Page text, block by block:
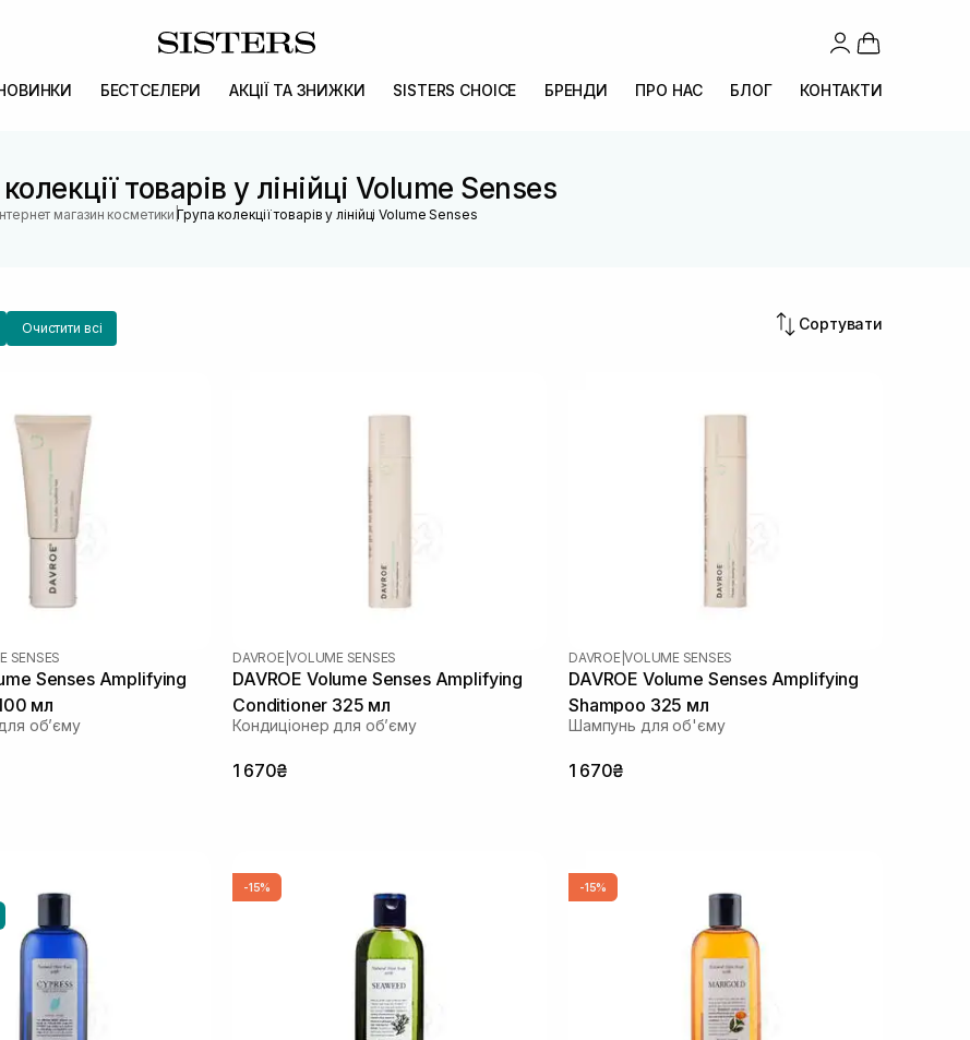
БЕСТСЕЛЕРИ АКЦІЇ ТА ЗНИЖКИ SISTERS CHOICE БРЕНДИ ПРО НАС БЛОГ КОНТАКТИ
товарів у лінійці Volume Senses
магазин косметики |Група колекції товарів у лінійці Volume Senses
Очистити всі Сортувати
SENSES
Senses Amplifying
мл
об’єму
DAVROE |VOLUME SENSES
DAVROE Volume Senses Amplifying
Conditioner 325 мл
Кондиціонер для об’єму
1 670₴
DAVROE |VOLUME SENSES
DAVROE Volume Senses Amplifying
Shampoo 325 мл
Шампунь для об'єму
1 670₴
-15% -15%